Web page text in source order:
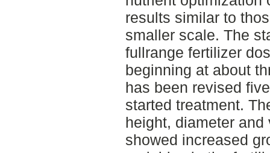
results similar to
smaller scale. The
fullrange fertilizer
beginning at about
has been revised
started treatment.
height, diameter
showed increased